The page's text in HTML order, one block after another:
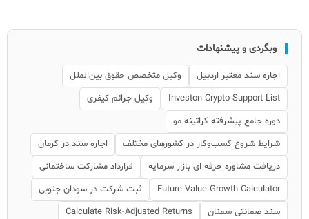
وبگردی و پیشنهادات
اجاره سند معتبر اردبیل
وکیل متخصص حقوق بین‌الملل
Investon Crypto Support List
وکیل جرائم کیفری
دوره جامع پیشرفته کراتینه مو
شرایط شروع کسب‌وکار در کشورهای مختلف
اجاره سند در کرمان
دریافت مشاوره حرفه ای بازار سرمایه
قرارداد مشارکت ساختمانی
Future Value Growth Calculator
ثبت شرکت در سودان جنوبی
سند ضمانتی سمنان
Calculate Risk-Adjusted Returns